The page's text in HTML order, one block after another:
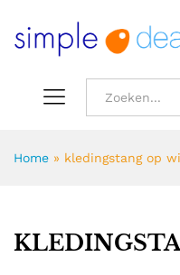
Home » kledingstang op